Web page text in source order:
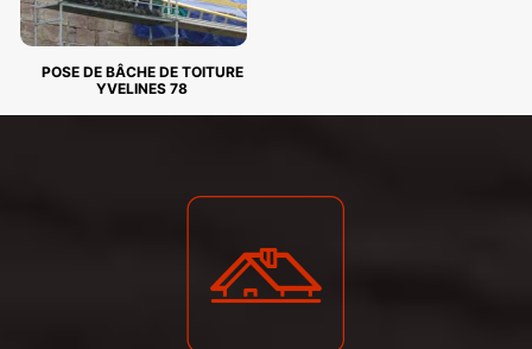
POSE DE BÂCHE DE TOITURE
YVELINES 78